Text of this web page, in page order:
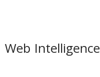
Web Intelligence